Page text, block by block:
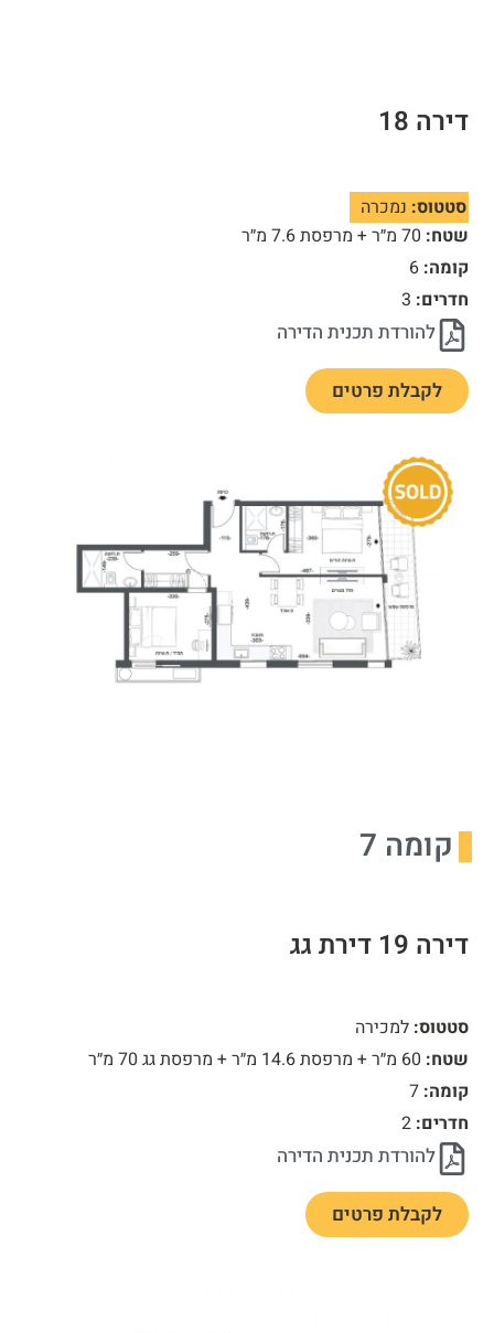
דירה 18
סטטוס: נמכרה
שטח: 70 מ״ר + מרפסת 7.6 מ״ר
קומה: 6
חדרים: 3
להורדת תכנית הדירה
לקבלת פרטים
קומה 7
דירה 19 דירת גג
סטטוס: למכירה
שטח: 60 מ״ר + מרפסת 14.6 מ״ר + מרפסת גג 70 מ״ר
קומה: 7
חדרים: 2
להורדת תכנית הדירה
לקבלת פרטים